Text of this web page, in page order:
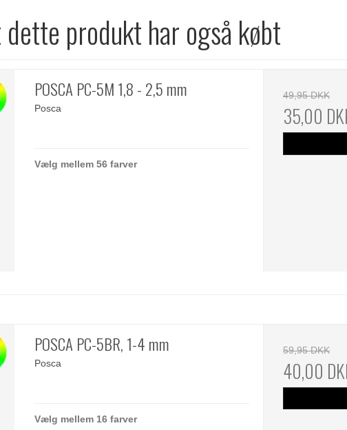
produkt har også købt
POSCA PC-5M 1,8 - 2,5 mm
Posca
Vælg mellem 56 farver
49,95 DKK
35,00
POSCA PC-5BR, 1-4 mm
Posca
Vælg mellem 16 farver
59,95 DKK
40,00